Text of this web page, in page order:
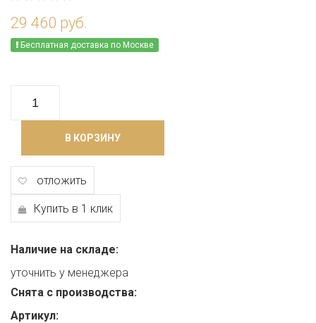
29 460 руб.
Бесплатная доставка по Москве
В КОРЗИНУ
отложить
Купить в 1 клик
Наличие на складе:
уточнить у менеджера
Снята с производства:
Артикул: